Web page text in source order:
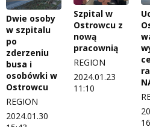
Dwie osoby
w szpitalu
po
zderzeniu
busa i
osobówki w
Ostrowcu
REGION
2024.01.30
Szpital w
Ostrowcu z
nową
pracownią
REGION
2024.01.23
11:10